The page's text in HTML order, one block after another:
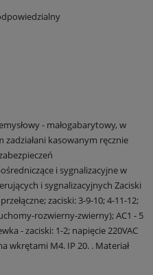
- małogabarytowy, w
kasowanym ręcznie
i sygnalizacyjne w
i sygnalizacyjnych Zaciski
zaciski: 3-9-10; 4-11-12;
rozwierny-zwierny); AC1 - 5
- zaciski: 1-2; napięcie 220VAC
wkrętami M4. IP 20. . Materiał